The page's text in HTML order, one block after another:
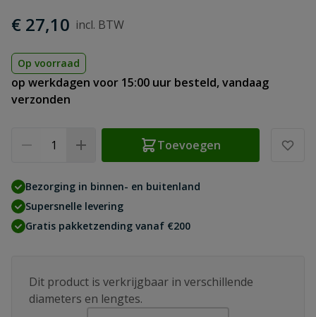
€ 27,10
Op voorraad
op werkdagen voor 15:00 uur besteld, vandaag
verzonden
Toevoegen
Bezorging in binnen- en buitenland
Supersnelle levering
Gratis pakketzending vanaf €200
Dit product is verkrijgbaar in verschillende
diameters en lengtes.